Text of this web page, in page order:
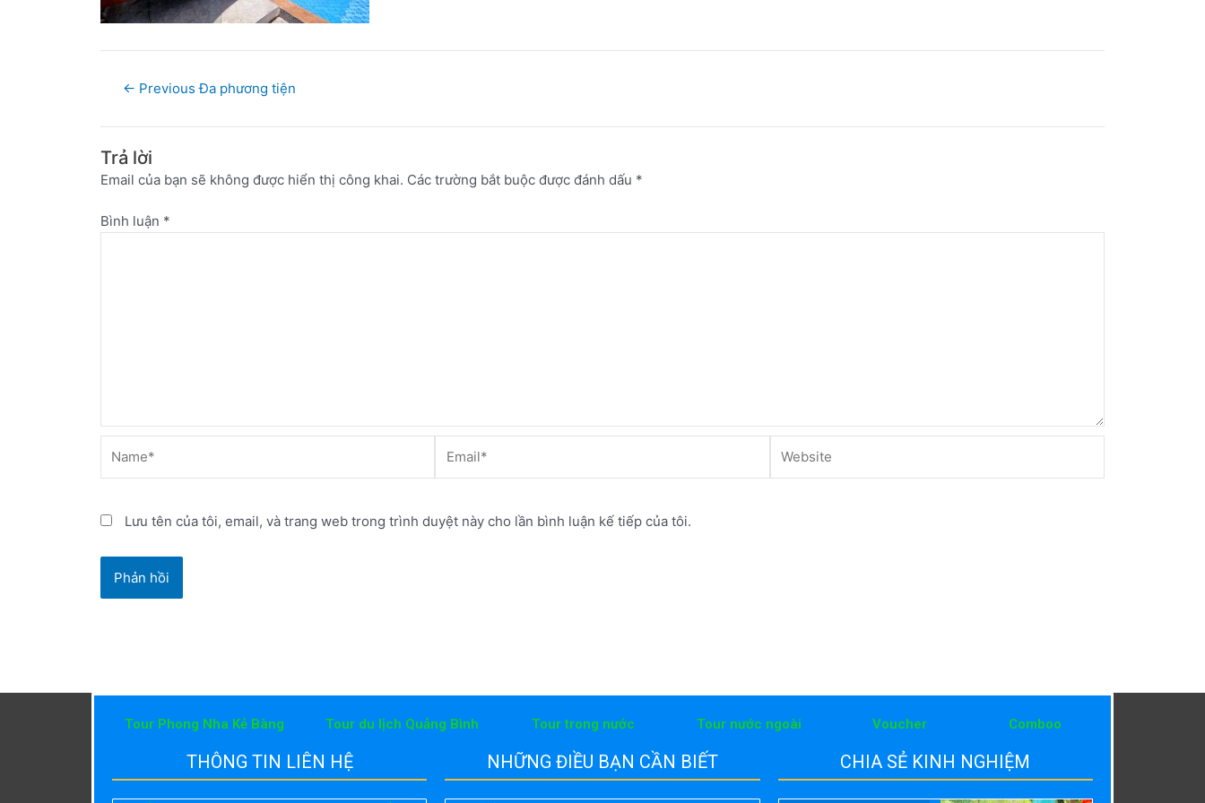
← Previous Đa phương tiện
Trả lời
Email của bạn sẽ không được hiển thị công khai. Các trường bắt buộc được đánh dấu *
Bình luận *
Lưu tên của tôi, email, và trang web trong trình duyệt này cho lần bình luận kế tiếp của tôi.
Tour Phong Nha Kẻ Bàng Tour du lịch Quảng Bình Tour trong nước Tour nước ngoài Voucher Comboo
THÔNG TIN LIÊN HỆ NHỮNG ĐIỀU BẠN CẦN BIẾT CHIA SẺ KINH NGHIỆM